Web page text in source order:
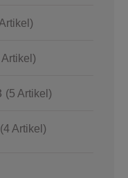
Artikel)
(5 Artikel)
(4 Artikel)